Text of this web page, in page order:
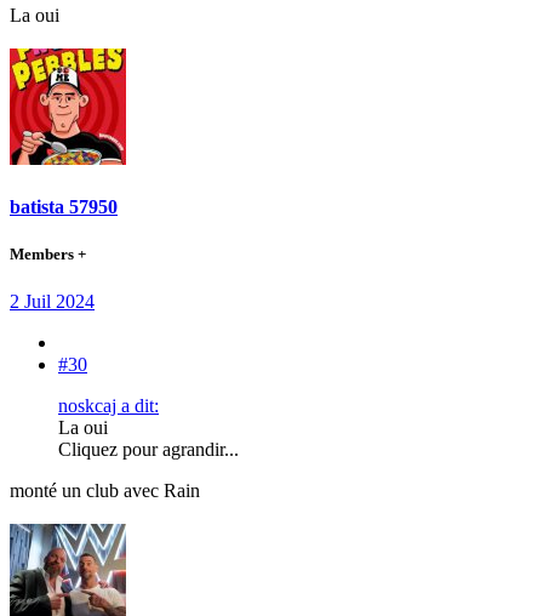
La oui
batista 57950
Members +
2 Juil 2024
#30
noskcaj a dit:
La oui
Cliquez pour agrandir...
monté un club avec Rain